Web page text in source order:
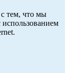
тем, что мы